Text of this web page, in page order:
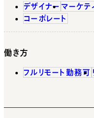
デザイナー マーケテ
コーポレート
働き方
フルリモート勤務可